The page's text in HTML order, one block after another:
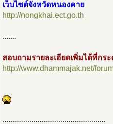
เว็บไซต์จังหวัดหนองคาย
http://nongkhai.ect.go.th
.......
สอบถามรายละเอียดเพิ่มได้ที่กร
http://www.dhammajak.net/
.....................................................